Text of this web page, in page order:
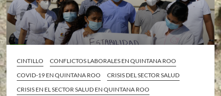
CINTILLO
CONFLICTOS LABORALES EN QUINTANA ROO
COVID-19 EN QUINTANA ROO
CRISIS DEL SECTOR SALUD
CRISIS EN EL SECTOR SALUD EN QUINTANA ROO